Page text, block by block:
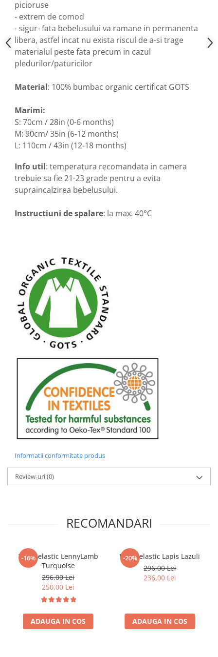
picioruse
- extrem de comod
- sigur- fata bebelusului va ramane in permanenta
libera, astfel incat nu exista riscul de a-si trage
materialul peste fata precum in cazul
pledurilor/paturicilor
Material: 100% bumbac organic certificat GOTS
Marimi:
S: 70cm / 28in (0-6 months)
M: 90cm/ 35in (6-12 months)
L: 110cm / 43in (12-18 months)
Info util: temperatura recomandata in camera
trebuie sa fie 21-23 grade pentru a evita
supraincalzirea bebelusului.
Instructiuni de spalare: la max. 40°C
Informatii conformitate produs
Review-uri(0)
RECOMANDARI
-16%
Wrap elastic LennyLamb
Turquoise
296,00 Lei
250,00 Lei
ADAUGA IN COS
-20%
Wrap elastic Lapis Lazuli
296,00 Lei
236,00 Lei
ADAUGA IN COS